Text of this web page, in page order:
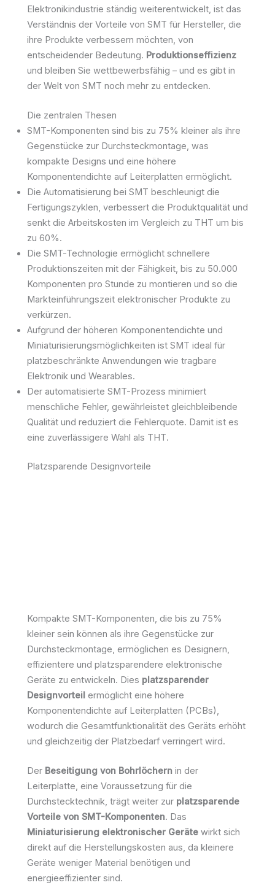
Elektronikindustrie ständig weiterentwickelt, ist das
Verständnis der Vorteile von SMT für Hersteller, die
ihre Produkte verbessern möchten, von
entscheidender Bedeutung. Produktionseffizienz
und bleiben Sie wettbewerbsfähig – und es gibt in
der Welt von SMT noch mehr zu entdecken.
Die zentralen Thesen
SMT-Komponenten sind bis zu 75% kleiner als ihre
Gegenstücke zur Durchsteckmontage, was
kompakte Designs und eine höhere
Komponentendichte auf Leiterplatten ermöglicht.
Die Automatisierung bei SMT beschleunigt die
Fertigungszyklen, verbessert die Produktqualität und
senkt die Arbeitskosten im Vergleich zu THT um bis
zu 60%.
Die SMT-Technologie ermöglicht schnellere
Produktionszeiten mit der Fähigkeit, bis zu 50.000
Komponenten pro Stunde zu montieren und so die
Markteinführungszeit elektronischer Produkte zu
verkürzen.
Aufgrund der höheren Komponentendichte und
Miniaturisierungsmöglichkeiten ist SMT ideal für
platzbeschränkte Anwendungen wie tragbare
Elektronik und Wearables.
Der automatisierte SMT-Prozess minimiert
menschliche Fehler, gewährleistet gleichbleibende
Qualität und reduziert die Fehlerquote. Damit ist es
eine zuverlässigere Wahl als THT.
Platzsparende Designvorteile
Kompakte SMT-Komponenten, die bis zu 75%
kleiner sein können als ihre Gegenstücke zur
Durchsteckmontage, ermöglichen es Designern,
effizientere und platzsparendere elektronische
Geräte zu entwickeln. Dies platzsparender
Designvorteil ermöglicht eine höhere
Komponentendichte auf Leiterplatten (PCBs),
wodurch die Gesamtfunktionalität des Geräts erhöht
und gleichzeitig der Platzbedarf verringert wird.
Der Beseitigung von Bohrlöchern in der
Leiterplatte, eine Voraussetzung für die
Durchstecktechnik, trägt weiter zur platzsparende
Vorteile von SMT-Komponenten. Das
Miniaturisierung elektronischer Geräte wirkt sich
direkt auf die Herstellungskosten aus, da kleinere
Geräte weniger Material benötigen und
energieeffizienter sind.